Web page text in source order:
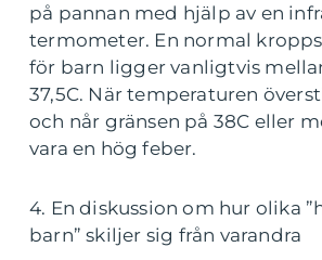
på pannan med hjälp av en
termometer. En normal
för barn ligger vanligtvis
37,5C. När temperaturen
och når gränsen på 38C eller
vara en hög feber.
4. En diskussion om hur olika
barn” skiljer sig från varandra